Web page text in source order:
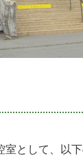
として、以